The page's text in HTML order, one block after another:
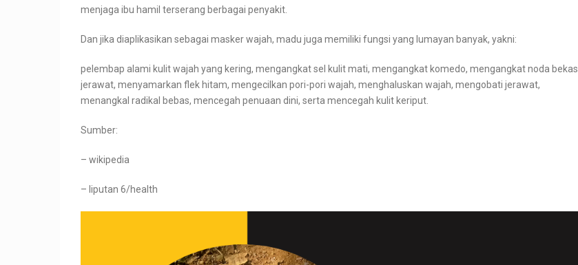
menjaga ibu hamil terserang berbagai penyakit.
Dan jika diaplikasikan sebagai masker wajah, madu juga memiliki fungsi yang lumayan banyak, yakni:
pelembap alami kulit wajah yang kering, mengangkat sel kulit mati, mengangkat komedo, mengangkat noda bekas
jerawat, menyamarkan flek hitam, mengecilkan pori-pori wajah, menghaluskan wajah, mengobati jerawat,
menangkal radikal bebas, mencegah penuaan dini, serta mencegah kulit keriput.
Sumber:
– wikipedia
– liputan 6/health